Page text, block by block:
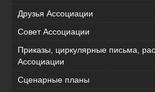
Друзья Ассоциации
Совет Ассоциации
Приказы, циркулярные письма,
Ассоциации
Сценарные планы